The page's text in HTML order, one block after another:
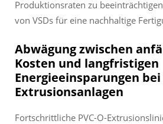
Produktionsraten zu
von VSDs für eine nachhaltige
Abwägung zwischen
Kosten und langfristigen
Energieeinsparungen
Extrusionsanlagen
Fortschrittliche PVC-O-